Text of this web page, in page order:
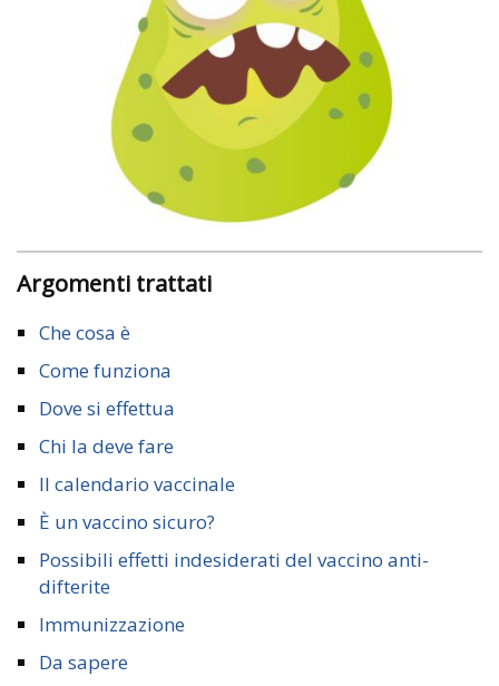
Argomenti trattati
Che cosa è
Come funziona
Dove si effettua
Chi la deve fare
Il calendario vaccinale
È un vaccino sicuro?
Possibili effetti indesiderati del vaccino anti-
difterite
Immunizzazione
Da sapere